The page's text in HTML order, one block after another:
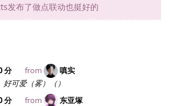
发布了做点联动也挺好的
分 from
嗔实
可爱（雾）（）
分 from
东亚塚